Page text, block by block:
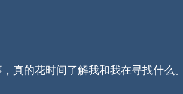
真的花时间了解我和我在寻找什么